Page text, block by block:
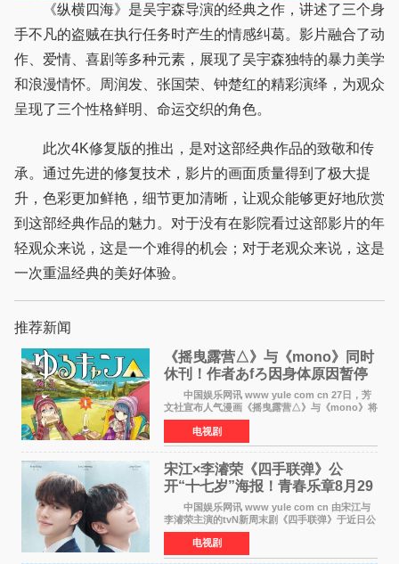
《纵横四海》是吴宇森导演的经典之作，讲述了三个身
手不凡的盗贼在执行任务时产生的情感纠葛。影片融合了动
作、爱情、喜剧等多种元素，展现了吴宇森独特的暴力美学
和浪漫情怀。周润发、张国荣、钟楚红的精彩演绎，为观众
呈现了三个性格鲜明、命运交织的角色。
此次4K修复版的推出，是对这部经典作品的致敬和传
承。通过先进的修复技术，影片的画面质量得到了极大提
升，色彩更加鲜艳，细节更加清晰，让观众能够更好地欣赏
到这部经典作品的魅力。对于没有在影院看过这部影片的年
轻观众来说，这是一个难得的机会；对于老观众来说，这是
一次重温经典的美好体验。
推荐新闻
《摇曳露营△》与《mono》同时
休刊！作者あfろ因身体原因暂停
双连载
中国娱乐网讯 www yule com cn 27日，芳
文社宣布人气漫画《摇曳露营△》与《mono》将
暂停连载一段时间，原因是漫画家あfろ身体状况
不佳。 编辑部表示：一直承蒙各位对
《mono》的喜爱，
电视剧
宋江×李濬荣《四手联弹》公
开“十七岁”海报！青春乐章8月29
日奏响
中国娱乐网讯 www yule com cn 由宋江与
李濬荣主演的tvN新周末剧《四手联弹》于近日公
开十七岁版海报，以充满青春气息的画面再度点
燃观众期待。 海报中，宋江与李濬荣并肩站
在音乐教室的
电视剧